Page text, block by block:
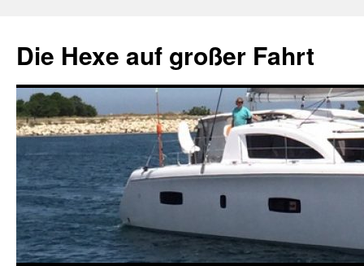
springen
Die Hexe auf großer Fahrt